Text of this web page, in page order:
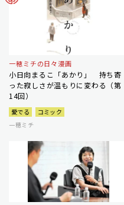
一穂ミチの日々漫画
小日向まるこ「あかり」 持ち寄
った寂しさが温もりに変わる（第
14回）
愛でる
コミック
一穂ミチ